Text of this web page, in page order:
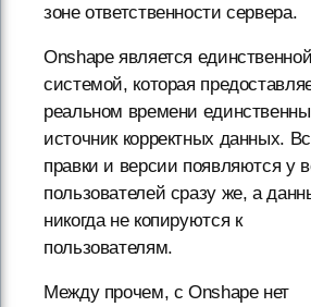
зоне ответственности сервера.
Onshape является единственной
системой, которая
реальном времени
источник корректных данных.
правки и версии появляются у
пользователей сразу же, а
никогда не копируются к
пользователям.
Между прочем, с Onshape нет